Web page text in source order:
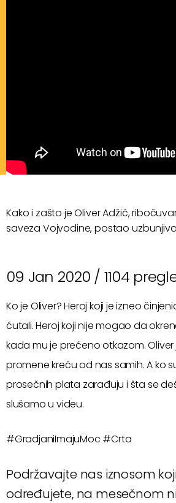
Kako i zašto je Oliver Adžić,
saveza Vojvodine, postao
09 Jan 2020 / 1104
Ko je Oliver? Heroj koji je izneo
ćutali. Heroj koji nije mogao da
kada mu je prećeno otkazom.
promene kreću od nas samih. A ko
prosečnih plata zarađuju i šta se
slušamo u videu.
#GradjaniImajuMoc #Crta
Podržavajte nas iznosom
određujete, na mesečnom